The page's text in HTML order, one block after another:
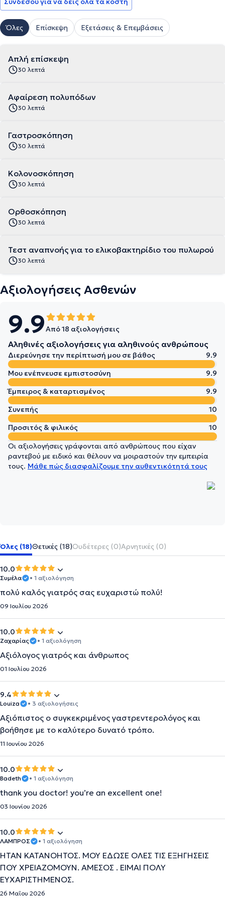
Όλες Επίσκεψη Εξετάσεις & Επεμβάσεις
Απλή επίσκεψη
30 λεπτά
Αφαίρεση πολυπόδων
30 λεπτά
Γαστροσκόπηση
30 λεπτά
Κολονοσκόπηση
30 λεπτά
Ορθοσκόπηση
30 λεπτά
Τεστ αναπνοής για το ελικοβακτηρίδιο του πυλωρού
30 λεπτά
Αξιολογήσεις Ασθενών
9.9Από 18 αξιολογήσεις
Αληθινές αξιολογήσεις για αληθινούς ανθρώπους
Διερεύνησε την περίπτωσή μου σε βάθος
9.9
Μου ενέπνευσε εμπιστοσύνη
9.9
Έμπειρος & καταρτισμένος
9.9
Συνεπής
10
Προσιτός & φιλικός
10
Οι αξιολογήσεις γράφονται από ανθρώπους που είχαν
ραντεβού με ειδικό και θέλουν να μοιραστούν την εμπειρία
τους. Μάθε πώς διασφαλίζουμε την αυθεντικότητά τους
Όλες (18)Θετικές (18)Ουδέτερες (0)Αρνητικές (0)
10.0
Συμέλα • 1 αξιολόγηση
πολύ καλός γιατρός σας ευχαριστώ πολύ!
09 Ιουλίου 2026
10.0
Ζαχαρίας • 1 αξιολόγηση
Αξιόλογος γιατρός και άνθρωπος
01 Ιουλίου 2026
9.4
Louiza • 3 αξιολογήσεις
Αξιόπιστος ο συγκεκριμένος γαστρεντερολόγος και
βοήθησε με το καλύτερο δυνατό τρόπο.
11 Ιουνίου 2026
10.0
Badeth • 1 αξιολόγηση
thank you doctor! you’re an excellent one!
03 Ιουνίου 2026
10.0
ΛΑΜΠΡΟΣ • 1 αξιολόγηση
ΉΤΑΝ ΚΑΤΑΝΟΗΤΟΣ. ΜΟΥ ΈΔΩΣΕ ΟΛΕΣ ΤΙΣ ΕΞΗΓΉΣΕΙΣ
ΠΟΥ ΧΡΕΙΑΖΌΜΟΥΝ. ΆΜΕΣΟΣ . ΕΊΜΑΙ ΠΟΛΎ
ΕΥΧΑΡΙΣΤΗΜΕΝΟΣ.
26 Μαΐου 2026